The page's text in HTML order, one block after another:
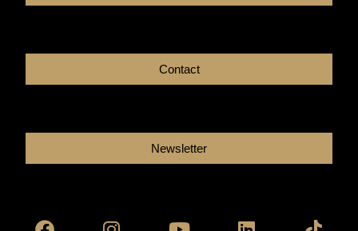
Contact
Newsletter